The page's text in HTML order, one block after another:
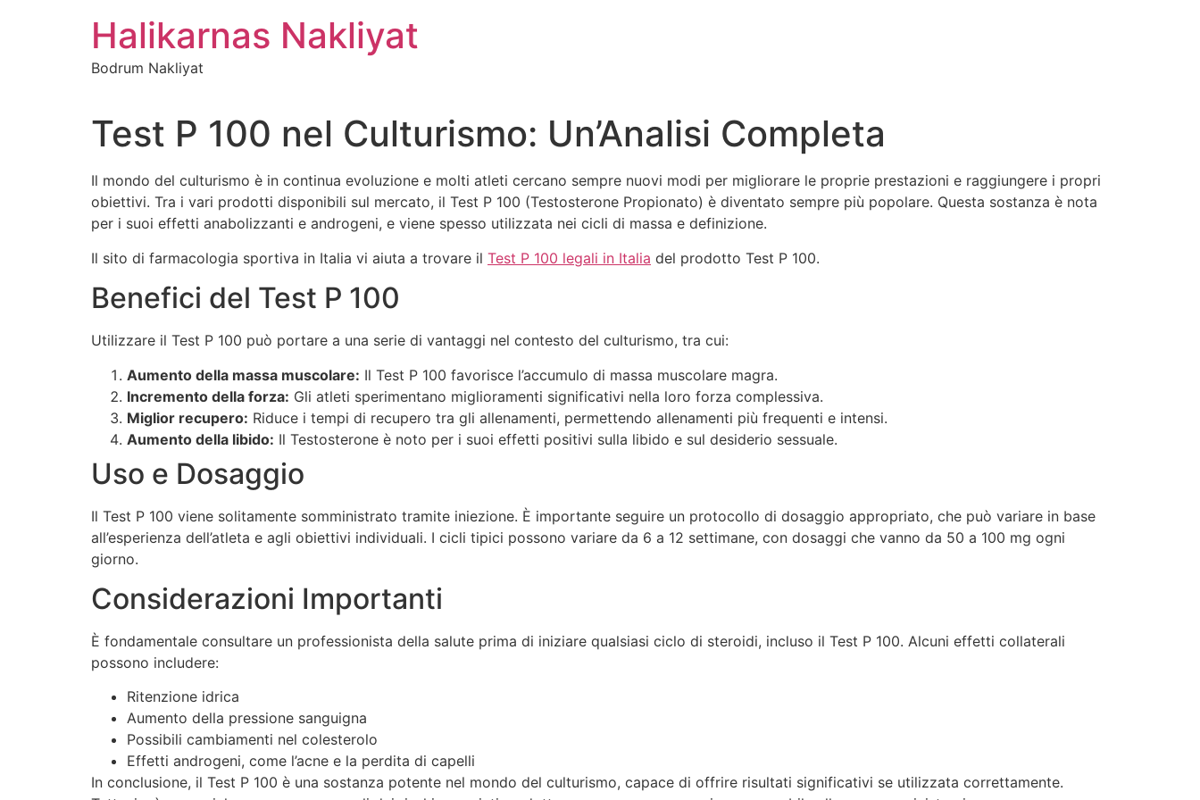
Halikarnas Nakliyat
Bodrum Nakliyat
Test P 100 nel Culturismo: Un’Analisi Completa
Il mondo del culturismo è in continua evoluzione e molti atleti cercano sempre nuovi modi per migliorare le proprie prestazioni e raggiungere i propri
obiettivi. Tra i vari prodotti disponibili sul mercato, il Test P 100 (Testosterone Propionato) è diventato sempre più popolare. Questa sostanza è nota
per i suoi effetti anabolizzanti e androgeni, e viene spesso utilizzata nei cicli di massa e definizione.
Il sito di farmacologia sportiva in Italia vi aiuta a trovare il Test P 100 legali in Italia del prodotto Test P 100.
Benefici del Test P 100
Utilizzare il Test P 100 può portare a una serie di vantaggi nel contesto del culturismo, tra cui:
Aumento della massa muscolare: Il Test P 100 favorisce l’accumulo di massa muscolare magra.
Incremento della forza: Gli atleti sperimentano miglioramenti significativi nella loro forza complessiva.
Miglior recupero: Riduce i tempi di recupero tra gli allenamenti, permettendo allenamenti più frequenti e intensi.
Aumento della libido: Il Testosterone è noto per i suoi effetti positivi sulla libido e sul desiderio sessuale.
Uso e Dosaggio
Il Test P 100 viene solitamente somministrato tramite iniezione. È importante seguire un protocollo di dosaggio appropriato, che può variare in base
all’esperienza dell’atleta e agli obiettivi individuali. I cicli tipici possono variare da 6 a 12 settimane, con dosaggi che vanno da 50 a 100 mg ogni
giorno.
Considerazioni Importanti
È fondamentale consultare un professionista della salute prima di iniziare qualsiasi ciclo di steroidi, incluso il Test P 100. Alcuni effetti collaterali
possono includere:
Ritenzione idrica
Aumento della pressione sanguigna
Possibili cambiamenti nel colesterolo
Effetti androgeni, come l’acne e la perdita di capelli
In conclusione, il Test P 100 è una sostanza potente nel mondo del culturismo, capace di offrire risultati significativi se utilizzata correttamente.